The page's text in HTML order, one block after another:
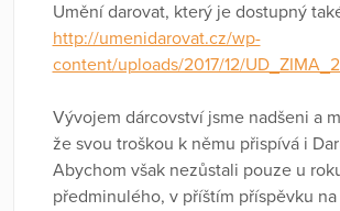
Umění darovat, který je dostupný
http://umenidarovat.cz/wp-
content/uploads/2017/12/
Vývojem dárcovství jsme nadšeni a
že svou troškou k němu přispívá i
Abychom však nezůstali pouze u
předminulého, v příštím příspěvku